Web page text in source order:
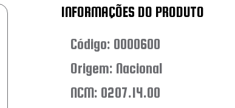
INFORMAÇÕES DO PRODUTO
Código: 0000600
Origem: Nacional
NCM: 0207.14.00